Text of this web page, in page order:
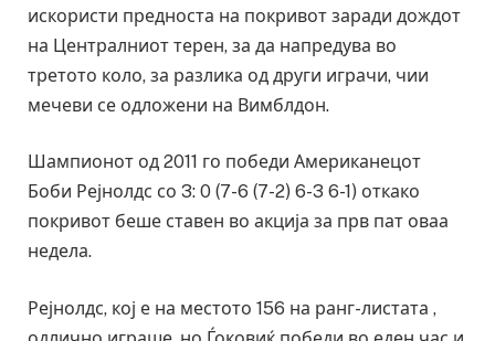
искористи предноста на покривот заради дождот
на Централниот терен, за да напредува во
третото коло, за разлика од други играчи, чии
мечеви се одложени на Вимблдон.
Шампионот од 2011 го победи Американецот
Боби Рејнолдс со 3: 0 (7-6 (7-2) 6-3 6-1) откако
покривот беше ставен во акција за прв пат оваа
недела.
Рејнолдс, кој е на местото 156 на ранг-листата ,